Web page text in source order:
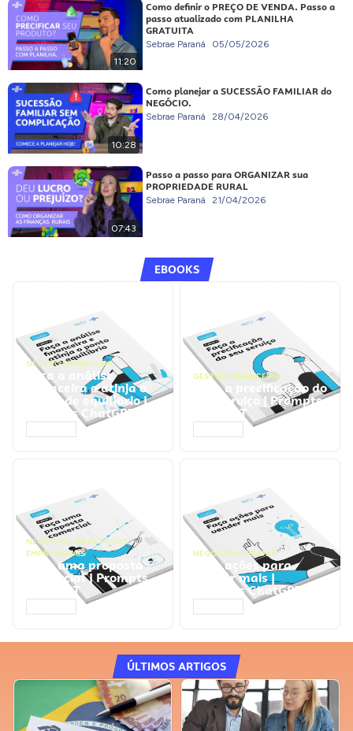
11:20
Como definir o PREÇO DE VENDA. Passo a
passo atualizado com PLANILHA
GRATUITA
Sebrae Paraná 05/05/2026
10:28
Como planejar a SUCESSÃO FAMILIAR do
NEGÓCIO.
Sebrae Paraná 28/04/2026
07:43
Passo a passo para ORGANIZAR sua
PROPRIEDADE RURAL
Sebrae Paraná 21/04/2026
EBOOKS
GESTÃO FINANCEIRA
Faça a análise
financeira e atinja o
ponto de equilíbrio |
Prompts ChatGPT
GESTÃO FINANCEIRA
Faça a precificação do
seu serviço | Prompts
ChatGPT
NEGÓCIOS, PROCESSOS
EMPRESARIAIS
Faça uma proposta
comercial | Prompts
ChatGPT
NEGÓCIOS, VENDAS
Faça ações para
vender mais |
Prompts ChatGPT
ÚLTIMOS ARTIGOS